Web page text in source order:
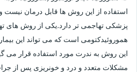
استفاده از این روش ها قابل درمان نیست
پزشکی تهاجمی تر دارد.یکی از روش های
هموروئیدکتومی است که می تواند این
این روش به ندرت مورد استفاده قرار می
مشکلات متعدد و درد و خونریزی پس از